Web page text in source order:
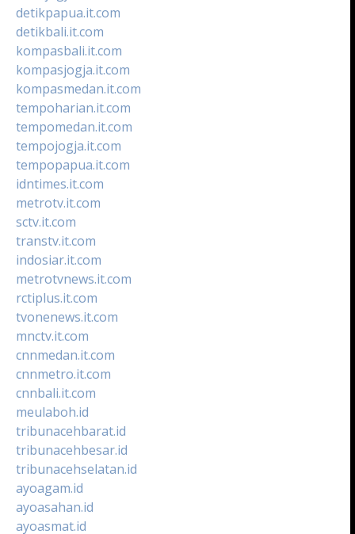
detikpapua.it.com
detikbali.it.com
kompasbali.it.com
kompasjogja.it.com
kompasmedan.it.com
tempoharian.it.com
tempomedan.it.com
tempojogja.it.com
tempopapua.it.com
idntimes.it.com
metrotv.it.com
sctv.it.com
transtv.it.com
indosiar.it.com
metrotvnews.it.com
rctiplus.it.com
tvonenews.it.com
mnctv.it.com
cnnmedan.it.com
cnnmetro.it.com
cnnbali.it.com
meulaboh.id
tribunacehbarat.id
tribunacehbesar.id
tribunacehselatan.id
ayoagam.id
ayoasahan.id
ayoasmat.id